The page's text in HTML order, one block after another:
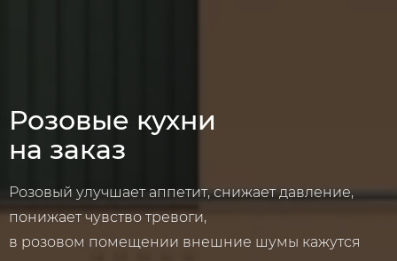
Розовые кухни
на заказ
Розовый улучшает аппетит, снижает давление,
понижает чувство тревоги,
в розовом помещении внешние шумы кажутся